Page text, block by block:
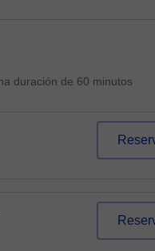
duración de 60 minutos